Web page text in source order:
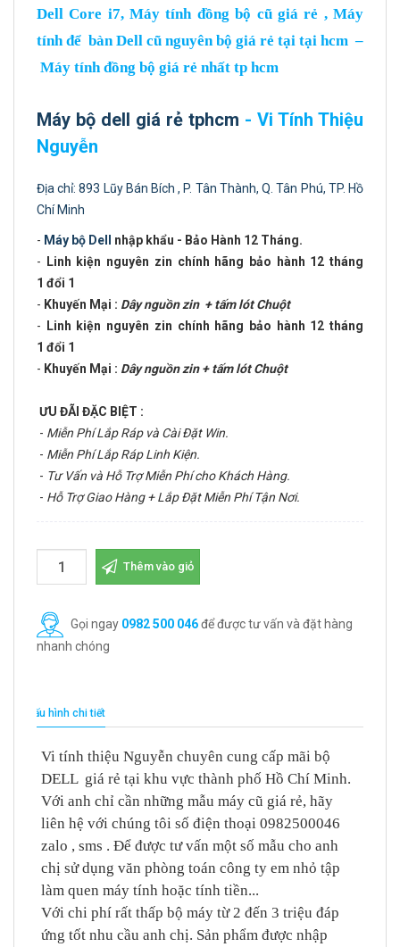
Dell Core i7, Máy tính đồng bộ cũ giá rẻ , Máy
tính để bàn Dell cũ nguyên bộ giá rẻ tại tại hcm –
Máy tính đồng bộ giá rẻ nhất tp hcm
Máy bộ dell giá rẻ tphcm - Vi Tính Thiệu
Nguyễn
Địa chỉ: 893 Lũy Bán Bích , P. Tân Thành, Q. Tân Phú, TP. Hồ
Chí Minh
- Máy bộ Dell
nhập khẩu - Bảo Hành 12 Tháng.
-
Linh kiện nguyên zin chính hãng bảo hành 12 tháng
1 đổi 1
- Khuyến Mại : Dây nguồn zin + tấm lót Chuột
-
Linh kiện nguyên zin chính hãng bảo hành 12 tháng
1 đổi 1
- Khuyến Mại : Dây nguồn zin + tấm lót Chuột
ƯU ĐÃI ĐẶC BIỆT :
- Miễn Phí Lắp Ráp và Cài Đặt Win.
- Miễn Phí Lắp Ráp Linh Kiện.
- Tư Vấn và Hỗ Trợ Miễn Phí cho Khách Hàng.
- Hỗ Trợ Giao Hàng + Lắp Đặt Miễn Phí Tận Nơi.
Thêm vào giỏ
Gọi ngay 0982 500 046để được tư vấn và đặt hàng
nhanh chóng
Cấu hình chi tiết
Vi tính thiệu Nguyễn chuyên cung cấp mãi bộ
DELL giá rẻ tại khu vực thành phố Hồ Chí Minh.
Với anh chỉ cần những mẫu máy cũ giá rẻ, hãy
liên hệ với chúng tôi số điện thoại 0982500046
zalo , sms . Để được tư vấn một số mẫu cho anh
chị sử dụng văn phòng toán công ty em nhỏ tập
làm quen máy tính hoặc tính tiền...
Với chi phí rất thấp bộ máy từ 2 đến 3 triệu đáp
ứng tốt nhu cầu anh chị. Sản phẩm được nhập